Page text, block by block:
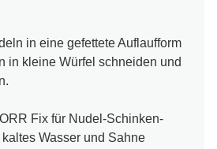
in eine gefettete Auflaufform
in kleine Würfel schneiden und
Fix für Nudel-Schinken-
Wasser und Sahne